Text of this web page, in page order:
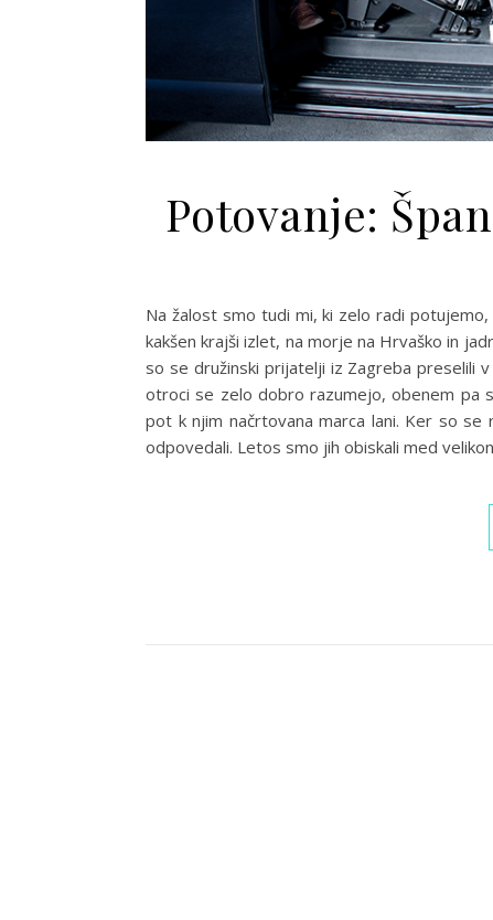
Potovanje:
Na žalost smo tudi mi, ki zelo radi
kakšen krajši izlet, na morje na Hrvaško in
so se družinski prijatelji iz Zagreba preselili
otroci se zelo dobro razumejo, obenem pa
pot k njim načrtovana marca lani. Ker so
odpovedali. Letos smo jih obiskali med